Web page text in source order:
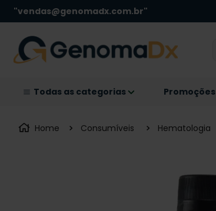
"vendas@genomadx.com.br"
Promoções
Consumíveis Hematologia